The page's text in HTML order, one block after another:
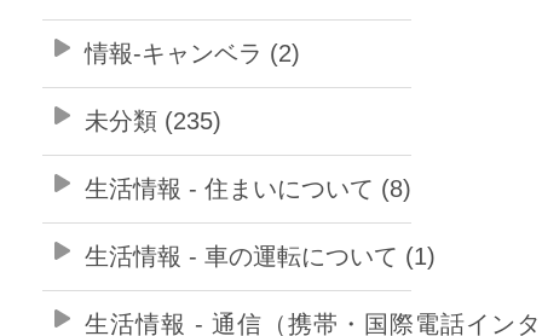
情報-キャンベラ (2)
未分類 (235)
生活情報 - 住まいについて (8)
生活情報 - 車の運転について (1)
生活情報 - 通信（携帯・国際電話イン